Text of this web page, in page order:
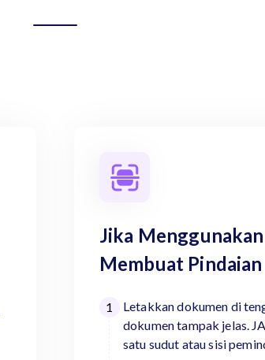
Jika
Membuat Pindaian
1
Letakkan dokumen di
dokumen tampak jelas.
satu sudut atau sisi